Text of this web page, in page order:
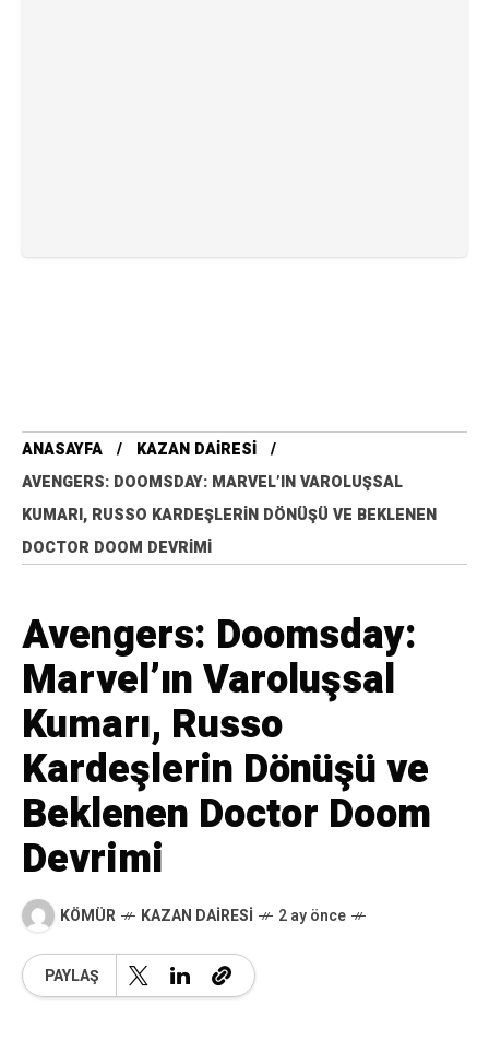
ANASAYFA
KAZAN DAIRESI
AVENGERS: DOOMSDAY: MARVEL’IN VAROLUŞSAL
KUMARI, RUSSO KARDEŞLERIN DÖNÜŞÜ VE BEKLENEN
DOCTOR DOOM DEVRIMI
Avengers: Doomsday:
Marvel’ın Varoluşsal
Kumarı, Russo
Kardeşlerin Dönüşü ve
Beklenen Doctor Doom
Devrimi
KÖMÜR KAZAN DAIRESI 2 ay önce
PAYLAŞ